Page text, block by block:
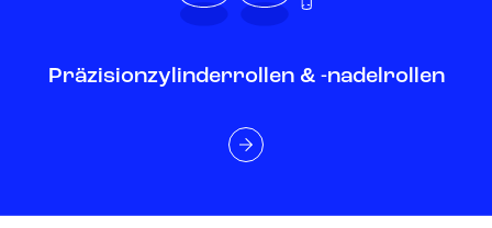
Präzisionzylinderrollen & -nadelrollen